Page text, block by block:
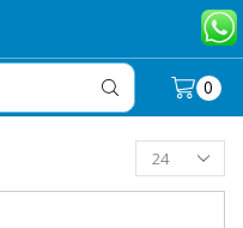
INPUT
0